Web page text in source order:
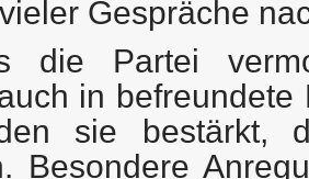
Gespräche
die Partei
in
sie bestärkt,
Besondere